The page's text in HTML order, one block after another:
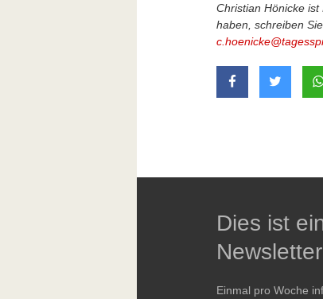
Christian Hönicke
haben, schreiben
auf Facebook
auf
Dies ist
Newsletter
Einmal pro Woche